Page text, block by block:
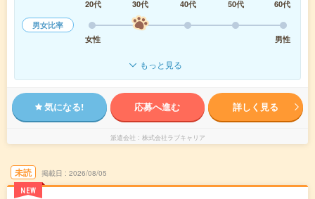
20代
30代 40代 50代
60代
男女比率
女性
男性
もっと見る
気になる! 応募へ進む 詳しく見る
派遣会社 株式会社ラブキャリア
未読
NEW
掲載日 2026/08/05